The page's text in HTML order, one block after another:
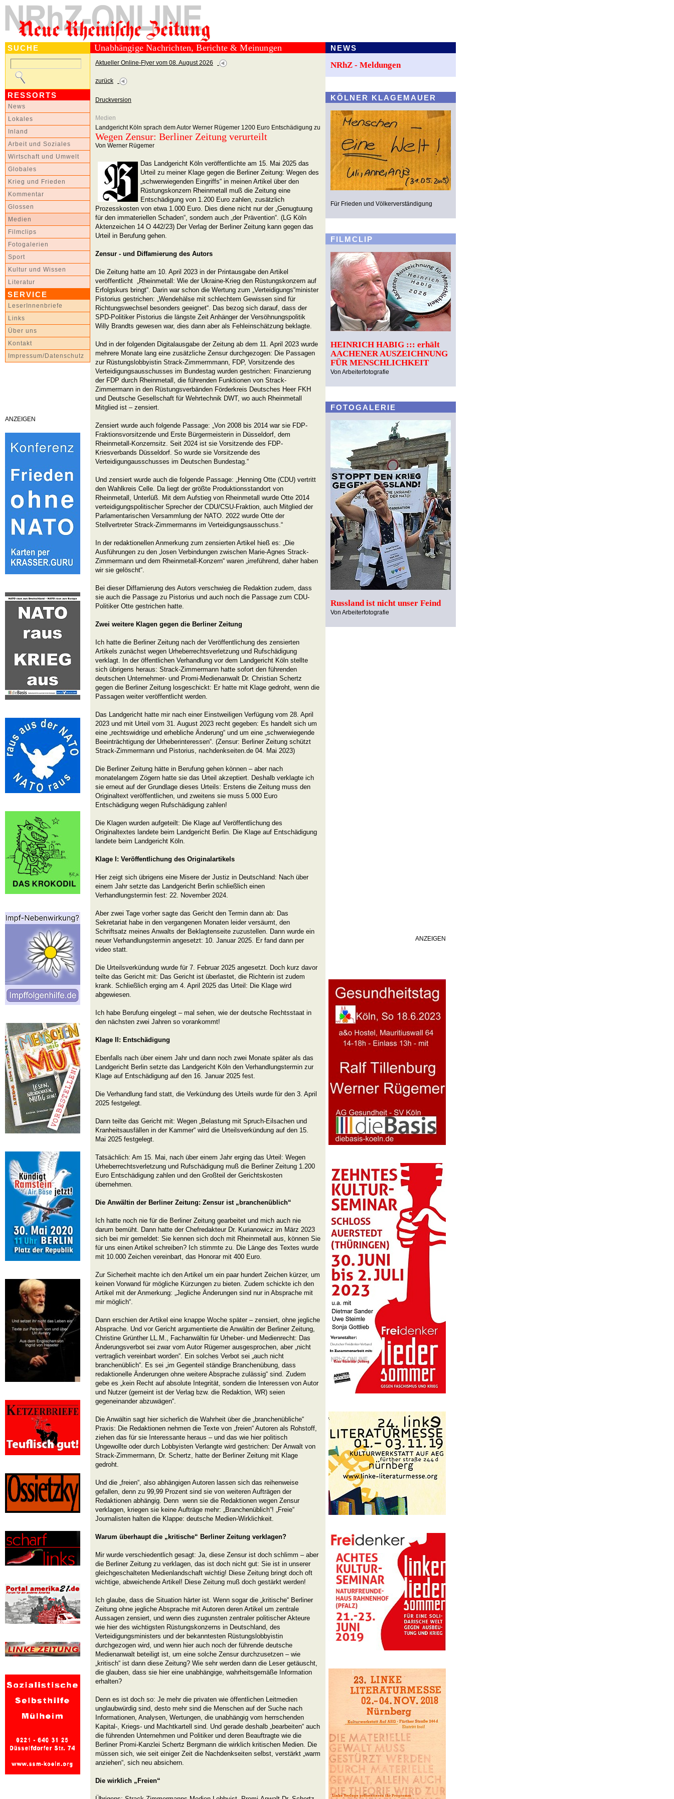
SUCHE
RESSORTS
News
Lokales
Inland
Arbeit und Soziales
Wirtschaft und Umwelt
Globales
Krieg und Frieden
Kommentar
Glossen
Medien
Filmclips
Fotogalerien
Sport
Kultur und Wissen
Literatur
SERVICE
LeserInnenbriefe
Links
Über uns
Kontakt
Impressum/Datenschutz
ANZEIGEN
Unabhängige Nachrichten, Berichte & Meinungen
Aktueller Online-Flyer vom 08. August 2026
zurück
Druckversion
Medien
Landgericht Köln sprach dem Autor Werner Rügemer 1200 Euro Entschädigung zu
Wegen Zensur: Berliner Zeitung verurteilt
Von Werner Rügemer
Das Landgericht Köln veröffentlichte am 15. Mai 2025 das
Urteil zu meiner Klage gegen die Berliner Zeitung: Wegen des
„schwerwiegenden Eingriffs“ in meinen Artikel über den
Rüstungskonzern Rheinmetall muß die Zeitung eine
Entschädigung von 1.200 Euro zahlen, zusätzlich
Prozesskosten von etwa 1.000 Euro. Dies diene nicht nur der „Genugtuung
für den immateriellen Schaden“, sondern auch „der Prävention“. (LG Köln
Aktenzeichen 14 O 442/23) Der Verlag der Berliner Zeitung kann gegen das
Urteil in Berufung gehen.
Zensur - und Diffamierung des Autors
Die Zeitung hatte am 10. April 2023 in der Printausgabe den Artikel
veröffentlicht „Rheinmetall: Wie der Ukraine-Krieg den Rüstungskonzern auf
Erfolgskurs bringt“. Darin war schon die Wertung zum „Verteidigungs“minister
Pistorius gestrichen: „Wendehälse mit schlechtem Gewissen sind für
Richtungswechsel besonders geeignet“. Das bezog sich darauf, dass der
SPD-Politiker Pistorius die längste Zeit Anhänger der Versöhnungspolitik
Willy Brandts gewesen war, dies dann aber als Fehleinschätzung beklagte.
Und in der folgenden Digitalausgabe der Zeitung ab dem 11. April 2023 wurde
mehrere Monate lang eine zusätzliche Zensur durchgezogen: Die Passagen
zur Rüstungslobbyistin Strack-Zimmermmann, FDP, Vorsitzende des
Verteidigungsausschusses im Bundestag wurden gestrichen: Finanzierung
der FDP durch Rheinmetall, die führenden Funktionen von Strack-
Zimmermann in den Rüstungsverbänden Förderkreis Deutsches Heer FKH
und Deutsche Gesellschaft für Wehrtechnik DWT, wo auch Rheinmetall
Mitglied ist – zensiert.
Zensiert wurde auch folgende Passage: „Von 2008 bis 2014 war sie FDP-
Fraktionsvorsitzende und Erste Bürgermeisterin in Düsseldorf, dem
Rheinmetall-Konzernsitz. Seit 2024 ist sie Vorsitzende des FDP-
Kriesverbands Düsseldorf. So wurde sie Vorsitzende des
Verteidigungausschusses im Deutschen Bundestag.“
Und zensiert wurde auch die folgende Passage: „Henning Otte (CDU) vertritt
den Wahlkreis Celle. Da liegt der größte Produktionsstandort von
Rheinmetall, Unterlüß. Mit dem Aufstieg von Rheinmetall wurde Otte 2014
verteidigungspolitischer Sprecher der CDU/CSU-Fraktion, auch Mitglied der
Parlamentarischen Versammlung der NATO. 2022 wurde Otte der
Stellvertreter Strack-Zimmermanns im Verteidigungsausschuss.“
In der redaktionellen Anmerkung zum zensierten Artikel hieß es: „Die
Ausführungen zu den „losen Verbindungen zwischen Marie-Agnes Strack-
Zimmermann und dem Rheinmetall-Konzern“ waren „irreführend, daher haben
wir sie gelöscht“.
Bei dieser Diffamierung des Autors verschwieg die Redaktion zudem, dass
sie auch die Passage zu Pistorius und auch noch die Passage zum CDU-
Politiker Otte gestrichen hatte.
Zwei weitere Klagen gegen die Berliner Zeitung
Ich hatte die Berliner Zeitung nach der Veröffentlichung des zensierten
Artikels zunächst wegen Urheberrechtsverletzung und Rufschädigung
verklagt. In der öffentlichen Verhandlung vor dem Landgericht Köln stellte
sich übrigens heraus: Strack-Zimmermann hatte sofort den führenden
deutschen Unternehmer- und Promi-Medienanwalt Dr. Christian Schertz
gegen die Berliner Zeitung losgeschickt: Er hatte mit Klage gedroht, wenn die
Passagen weiter veröffentlicht werden.
Das Landgericht hatte mir nach einer Einstweiligen Verfügung vom 28. April
2023 und mit Urteil vom 31. August 2023 recht gegeben: Es handelt sich um
eine „rechtswidrige und erhebliche Änderung“ und um eine „schwerwiegende
Beeinträchtigung der Urheberinteressen“. (Zensur: Berliner Zeitung schützt
Strack-Zimmermann und Pistorius, nachdenkseiten.de 04. Mai 2023)
Die Berliner Zeitung hätte in Berufung gehen können – aber nach
monatelangem Zögern hatte sie das Urteil akzeptiert. Deshalb verklagte ich
sie erneut auf der Grundlage dieses Urteils: Erstens die Zeitung muss den
Originaltext veröffentlichen, und zweitens sie muss 5.000 Euro
Entschädigung wegen Rufschädigung zahlen!
Die Klagen wurden aufgeteilt: Die Klage auf Veröffentlichung des
Originaltextes landete beim Landgericht Berlin. Die Klage auf Entschädigung
landete beim Landgericht Köln.
Klage I: Veröffentlichung des Originalartikels
Hier zeigt sich übrigens eine Misere der Justiz in Deutschland: Nach über
einem Jahr setzte das Landgericht Berlin schließlich einen
Verhandlungstermin fest: 22. November 2024.
Aber zwei Tage vorher sagte das Gericht den Termin dann ab: Das
Sekretariat habe in den vergangenen Monaten leider versäumt, den
Schriftsatz meines Anwalts der Beklagtenseite zuzustellen. Dann wurde ein
neuer Verhandlungstermin angesetzt: 10. Januar 2025. Er fand dann per
video statt.
Die Urteilsverkündung wurde für 7. Februar 2025 angesetzt. Doch kurz davor
teilte das Gericht mit: Das Gericht ist überlastet, die Richterin ist zudem
krank. Schließlich erging am 4. April 2025 das Urteil: Die Klage wird
abgewiesen.
Ich habe Berufung eingelegt – mal sehen, wie der deutsche Rechtsstaat in
den nächsten zwei Jahren so vorankommt!
Klage II: Entschädigung
Ebenfalls nach über einem Jahr und dann noch zwei Monate später als das
Landgericht Berlin setzte das Landgericht Köln den Verhandlungstermin zur
Klage auf Entschädigung auf den 16. Januar 2025 fest.
Die Verhandlung fand statt, die Verkündung des Urteils wurde für den 3. April
2025 festgelegt.
Dann teilte das Gericht mit: Wegen „Belastung mit Spruch-Eilsachen und
Kranheitsausfällen in der Kammer“ wird die Urteilsverkündung auf den 15.
Mai 2025 festgelegt.
Tatsächlich: Am 15. Mai, nach über einem Jahr erging das Urteil: Wegen
Urheberrechtsverletzung und Rufschädigung muß die Berliner Zeitung 1.200
Euro Entschädigung zahlen und den Großteil der Gerichtskosten
übernehmen.
Die Anwältin der Berliner Zeitung: Zensur ist „branchenüblich“
Ich hatte noch nie für die Berliner Zeitung gearbeitet und mich auch nie
darum bemüht. Dann hatte der Chefredakteur Dr. Kurianowicz im März 2023
sich bei mir gemeldet: Sie kennen sich doch mit Rheinmetall aus, können Sie
für uns einen Artikel schreiben? Ich stimmte zu. Die Länge des Textes wurde
mit 10.000 Zeichen vereinbart, das Honorar mit 400 Euro.
Zur Sicherheit machte ich den Artikel um ein paar hundert Zeichen kürzer, um
keinen Vorwand für mögliche Kürzungen zu bieten. Zudem schickte ich den
Artikel mit der Anmerkung: „Jegliche Änderungen sind nur in Absprache mit
mir möglich“.
Dann erschien der Artikel eine knappe Woche später – zensiert, ohne jegliche
Absprache. Und vor Gericht argumentierte die Anwältin der Berliner Zeitung,
Christine Grünther LL.M., Fachanwältin für Urheber- und Medienrecht: Das
Änderungsverbot sei zwar vom Autor Rügemer ausgesprochen, aber „nicht
vertraglich vereinbart worden“. Ein solches Verbot sei „auch nicht
branchenüblich“. Es sei „im Gegenteil ständige Branchenübung, dass
redaktionelle Änderungen ohne weitere Absprache zulässig“ sind. Zudem
gebe es „kein Recht auf absolute Integrität, sondern die Interessen von Autor
und Nutzer (gemeint ist der Verlag bzw. die Redaktion, WR) seien
gegeneinander abzuwägen“.
Die Anwältin sagt hier sicherlich die Wahrheit über die „branchenübliche“
Praxis: Die Redaktionen nehmen die Texte von „freien“ Autoren als Rohstoff,
ziehen das für sie Interessante heraus – und das wie hier politisch
Ungewollte oder durch Lobbyisten Verlangte wird gestrichen: Der Anwalt von
Strack-Zimmermann, Dr. Schertz, hatte der Berliner Zeitung mit Klage
gedroht.
Und die „freien“, also abhängigen Autoren lassen sich das reihenweise
gefallen, denn zu 99,99 Prozent sind sie von weiteren Aufträgen der
Redaktionen abhängig. Denn wenn sie die Redaktionen wegen Zensur
verklagen, kriegen sie keine Aufträge mehr: „Branchenüblich“! „Freie“
Journalisten halten die Klappe: deutsche Medien-Wirklichkeit.
Warum überhaupt die „kritische“ Berliner Zeitung verklagen?
Mir wurde verschiedentlich gesagt: Ja, diese Zensur ist doch schlimm – aber
die Berliner Zeitung zu verklagen, das ist doch nicht gut: Sie ist in unserer
gleichgeschalteten Medienlandschaft wichtig! Diese Zeitung bringt doch oft
wichtige, abweichende Artikel! Diese Zeitung muß doch gestärkt werden!
Ich glaube, dass die Situation härter ist. Wenn sogar die „kritische“ Berliner
Zeitung ohne jegliche Absprache mit Autoren deren Artikel um zentrale
Aussagen zensiert, und wenn dies zugunsten zentraler politischer Akteure
wie hier des wichtigsten Rüstungskonzerns in Deutschland, des
Verteidigungsministers und der bekanntesten Rüstungslobbyistin
durchgezogen wird, und wenn hier auch noch der führende deutsche
Medienanwalt beteiligt ist, um eine solche Zensur durchzusetzen – wie
„kritisch“ ist dann diese Zeitung? Wie sehr werden dann die Leser getäuscht,
die glauben, dass sie hier eine unabhängige, wahrheitsgemäße Information
erhalten?
Denn es ist doch so: Je mehr die privaten wie öffentlichen Leitmedien
unglaubwürdig sind, desto mehr sind die Menschen auf der Suche nach
Informationen, Analysen, Wertungen, die unabhängig vom herrschenden
Kapital-, Kriegs- und Machtkartell sind. Und gerade deshalb „bearbeiten“ auch
die führenden Unternehmen und Politiker und deren Beauftragte wie die
Berliner Promi-Kanzlei Schertz Bergmann die wirklich kritischen Medien. Die
müssen sich, wie seit einiger Zeit die Nachdenkseiten selbst, verstärkt „warm
anziehen“, sich neu absichern.
Die wirklich „Freien“
NEWS
NRhZ - Meldungen
KÖLNER KLAGEMAUER
Für Frieden und Völkerverständigung
FILMCLIP
HEINRICH HABIG ::: erhält
AACHENER AUSZEICHNUNG
FÜR MENSCHLICHKEIT
Von Arbeiterfotografie
FOTOGALERIE
Russland ist nicht unser Feind
Von Arbeiterfotografie
ANZEIGEN